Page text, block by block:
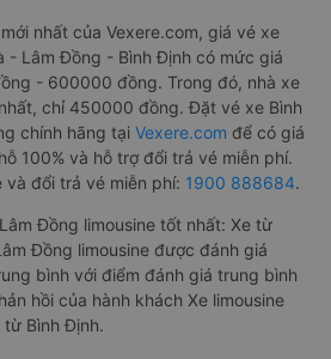
nhất của Vexere.com, giá vé xe
- Lâm Đồng - Bình Định có mức giá
- 600000 đồng. Trong đó, nhà xe
chỉ 450000 đồng. Đặt vé xe Bình
chính hãng tại Vexere.com để có giá
100% và hỗ trợ đổi trả vé miễn phí.
đổi trả vé miễn phí: 1900 888684.
Đồng limousine tốt nhất: Xe từ
Đồng limousine được đánh giá
bình với điểm đánh giá trung bình
hồi của hành khách Xe limousine
Bình Định.